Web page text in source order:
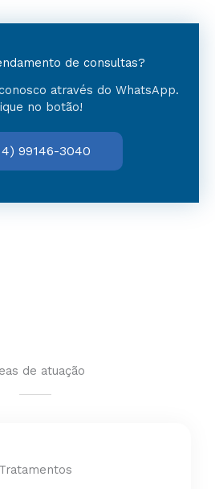
de consultas?
através do WhatsApp.
no botão!
99146-3040
de atuação
Tratamentos